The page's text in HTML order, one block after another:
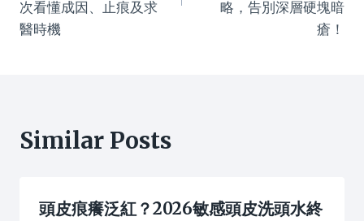
次看懂成因、止痕及求
醫時機
略，告別深層硬塊暗
瘡！
Similar Posts
頭皮痕癢泛紅？2026敏感頭皮洗頭水終